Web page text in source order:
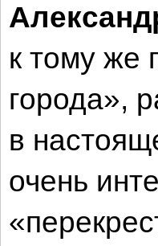
к тому же
города»,
в
очень